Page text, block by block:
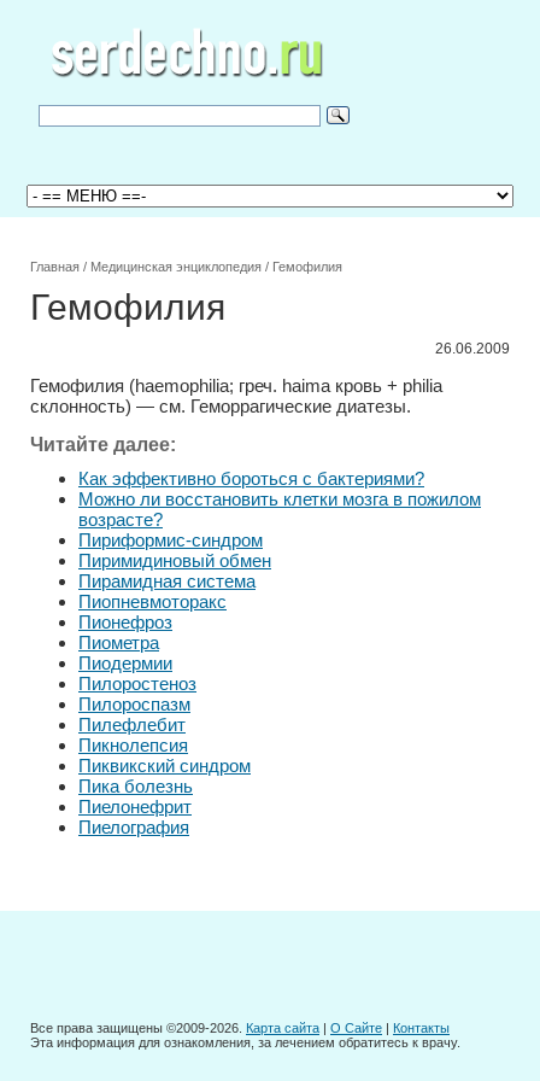
Главная / Медицинская энциклопедия / Гемофилия
Гемофилия
26.06.2009
Гемофилия (haemophilia; греч. haima кровь + philia
склонность) — см. Геморрагические диатезы.
Читайте далее:
Как эффективно бороться с бактериями?
Можно ли восстановить клетки мозга в пожилом
возрасте?
Пириформис-синдром
Пиримидиновый обмен
Пирамидная система
Пиопневмоторакс
Пионефроз
Пиометра
Пиодермии
Пилоростеноз
Пилороспазм
Пилефлебит
Пикнолепсия
Пиквикский синдром
Пика болезнь
Пиелонефрит
Пиелография
Все права защищены ©2009-2026. Карта сайта | О Сайте | Контакты
Эта информация для ознакомления, за лечением обратитесь к врачу.